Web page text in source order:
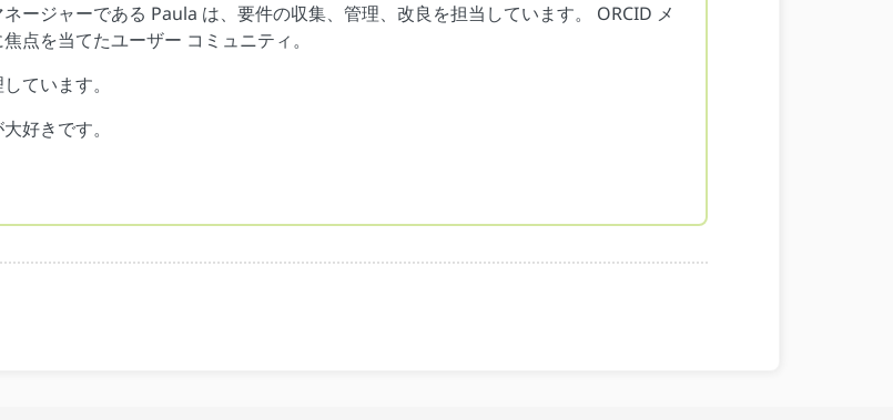
ージャーである Paula は、要件の収集、管理、改良を担当しています。 ORCID メ
点を当てたユーザー コミュニティ。
ています。
好きです。